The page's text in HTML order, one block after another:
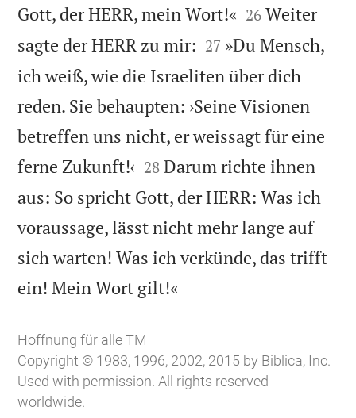
Gott, der HERR, mein Wort!« 

26 Weiter
sagte der HERR zu mir: 

27 »Du Mensch,
ich weiß, wie die Israeliten über dich
reden. Sie behaupten: ›Seine Visionen
betreffen uns nicht, er weissagt für eine
ferne Zukunft!‹ 

28 Darum richte ihnen
aus: So spricht Gott, der HERR: Was ich
voraussage, lässt nicht mehr lange auf
sich warten! Was ich verkünde, das trifft
ein! Mein Wort gilt!«
Hoffnung für alle TM
Copyright © 1983, 1996, 2002, 2015 by Biblica, Inc.
Used with permission. All rights reserved
worldwide.